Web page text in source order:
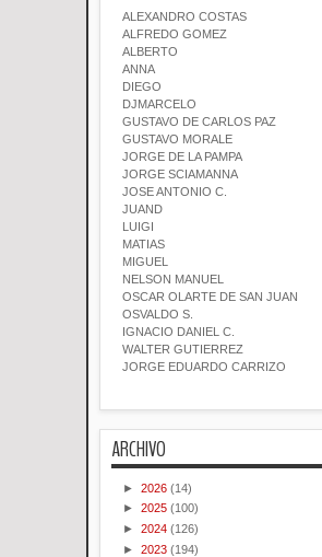
ALEXANDRO COSTAS
ALFREDO GOMEZ
ALBERTO
ANNA
DIEGO
DJMARCELO
GUSTAVO DE CARLOS PAZ
GUSTAVO MORALE
JORGE DE LA PAMPA
JORGE SCIAMANNA
JOSE ANTONIO C.
JUAND
LUIGI
MATIAS
MIGUEL
NELSON MANUEL
OSCAR OLARTE DE SAN JUAN
OSVALDO S.
IGNACIO DANIEL C.
WALTER GUTIERREZ
JORGE EDUARDO CARRIZO
ARCHIVO
► 2026 (14)
► 2025 (100)
► 2024 (126)
► 2023 (194)